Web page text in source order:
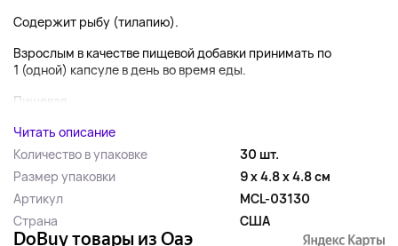
Содержит рыбу (тилапию).
Взрослым в качестве пищевой добавки принимать по
1 (одной) капсуле в день во время еды.
Пищевая...
Читать описание
Количество в упаковке
30 шт.
Размер упаковки
9 x 4.8 x 4.8 см
Артикул
MCL-03130
Страна
США